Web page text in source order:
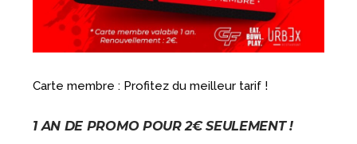
Carte membre : Profitez du meilleur tarif !
1 AN DE PROMO POUR 2€ SEULEMENT !